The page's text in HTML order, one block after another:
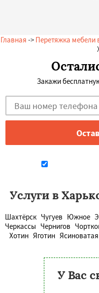
Главная -> Перетяжка мебели
Закажи
Услуги в
Шахтёрск Чугуев Южное
Черкассы Чернигов
Хотин Яготин Ясиноватая
У Вас